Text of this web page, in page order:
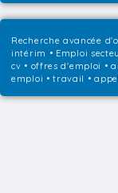
Recherche avancée
intérim • Emploi
cv • offres d'emploi •
emploi • travail •